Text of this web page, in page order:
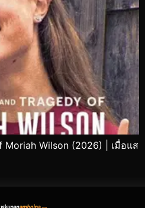
Moriah Wilson (2026) | เมื่อแส